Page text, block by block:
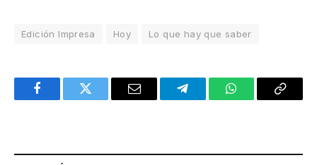
Edición Impresa Hoy Lo que hay que saber
FacebookTwitter Email TelegramWhatsAppCopy